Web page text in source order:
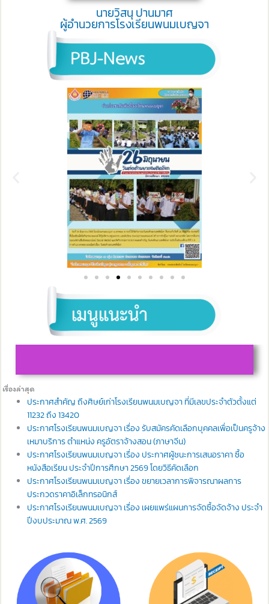
นายวิสนุ ปานมาศ
ผู้อำนวยการโรงเรียนพนมเบญจา
เรื่องล่าสุด
ประกาศสำคัญ ถึงศิษย์เก่าโรงเรียนพนมเบญจา ที่มีเลขประจำตัวตั้งแต่
11232 ถึง 13420
ประกาศโรงเรียนพนมเบญจา เรื่อง รับสมัครคัดเลือกบุคคลเพื่อเป็นครูจ้าง
เหมาบริการ ตำแหน่ง ครูอัตราจ้างสอน (ภาษาจีน)
ประกาศโรงเรียนพนมเบญจา เรื่อง ประกาศผู้ชนะการเสนอราคา ซื้อ
หนังสือเรียน ประจำปีการศึกษา 2569 โดยวิธีคัดเลือก
ประกาศโรงเรียนพนมเบญจา เรื่อง ขยายเวลาการพิจารณาผลการ
ประกวดราคาอิเล็กทรอนิกส์
ประกาศโรงเรียนพนมเบญจา เรื่อง เผยแพร่แผนการจัดซื้อจัดจ้าง ประจำ
ปีงบประมาณ พ.ศ. 2569